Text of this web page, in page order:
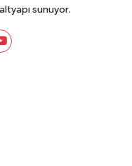
sunuyor.